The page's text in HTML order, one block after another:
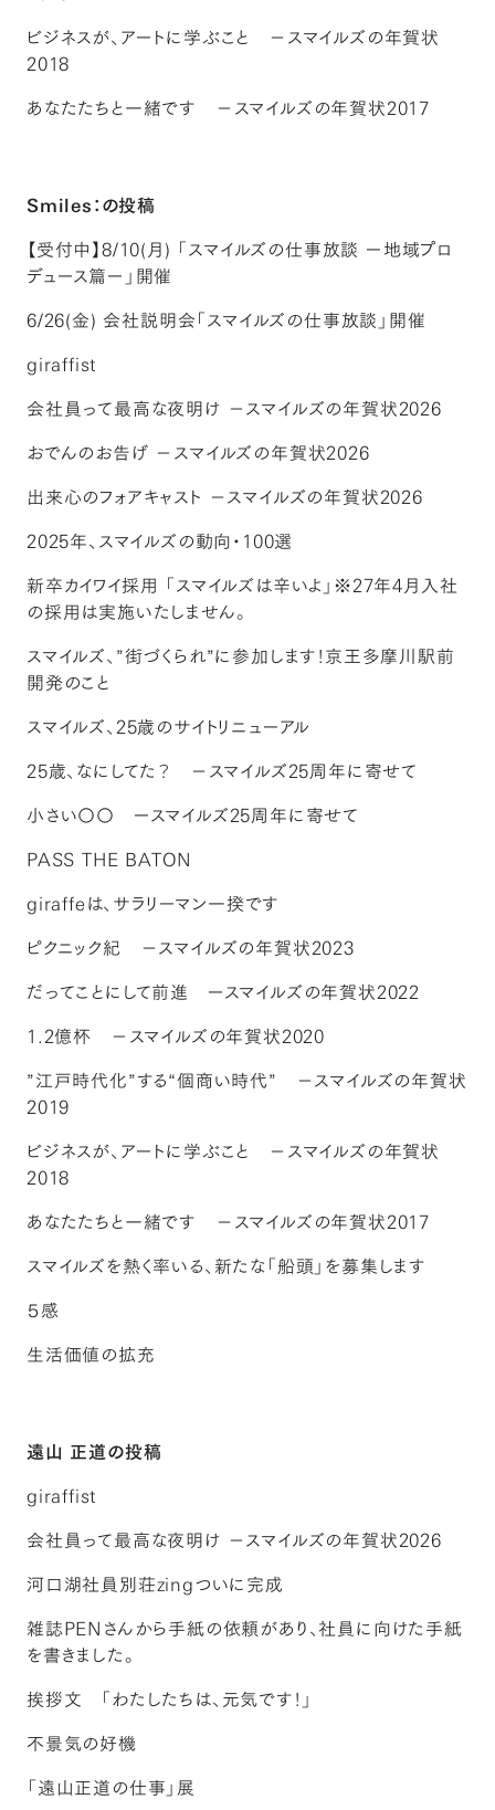
ビジネスが、アートに学ぶこと －スマイルズの年賀状
2018
あなたたちと一緒です －スマイルズの年賀状2017
Smiles：の投稿
【受付中】8/10(月) 「スマイルズの仕事放談 ー地域プロ
デュース篇ー」開催
6/26(金) 会社説明会「スマイルズの仕事放談」開催
giraffist
会社員って最高な夜明け －スマイルズの年賀状2026
おでんのお告げ －スマイルズの年賀状2026
出来心のフォアキャスト －スマイルズの年賀状2026
2025年、スマイルズの動向・100選
新卒カイワイ採用 「スマイルズは辛いよ」※27年4月入社
の採用は実施いたしません。
スマイルズ、”街づくられ”に参加します！京王多摩川駅前
開発のこと
スマイルズ、25歳のサイトリニューアル
25歳、なにしてた？ －スマイルズ25周年に寄せて
小さい〇〇 ースマイルズ25周年に寄せて
PASS THE BATON
giraffeは、サラリーマン一揆です
ピクニック紀 －スマイルズの年賀状2023
だってことにして前進 ースマイルズの年賀状2022
1.2億杯 －スマイルズの年賀状2020
”江戸時代化”する“個商い時代” －スマイルズの年賀状
2019
ビジネスが、アートに学ぶこと －スマイルズの年賀状
2018
あなたたちと一緒です －スマイルズの年賀状2017
スマイルズを熱く率いる、新たな「船頭」を募集します
５感
生活価値の拡充
遠山 正道の投稿
giraffist
会社員って最高な夜明け －スマイルズの年賀状2026
河口湖社員別荘zingついに完成
雑誌PENさんから手紙の依頼があり、社員に向けた手紙
を書きました。
挨拶文 「わたしたちは、元気です！」
不景気の好機
「遠山正道の仕事」展